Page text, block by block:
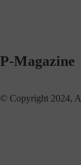
P-Magazine
© Copyright 2024,